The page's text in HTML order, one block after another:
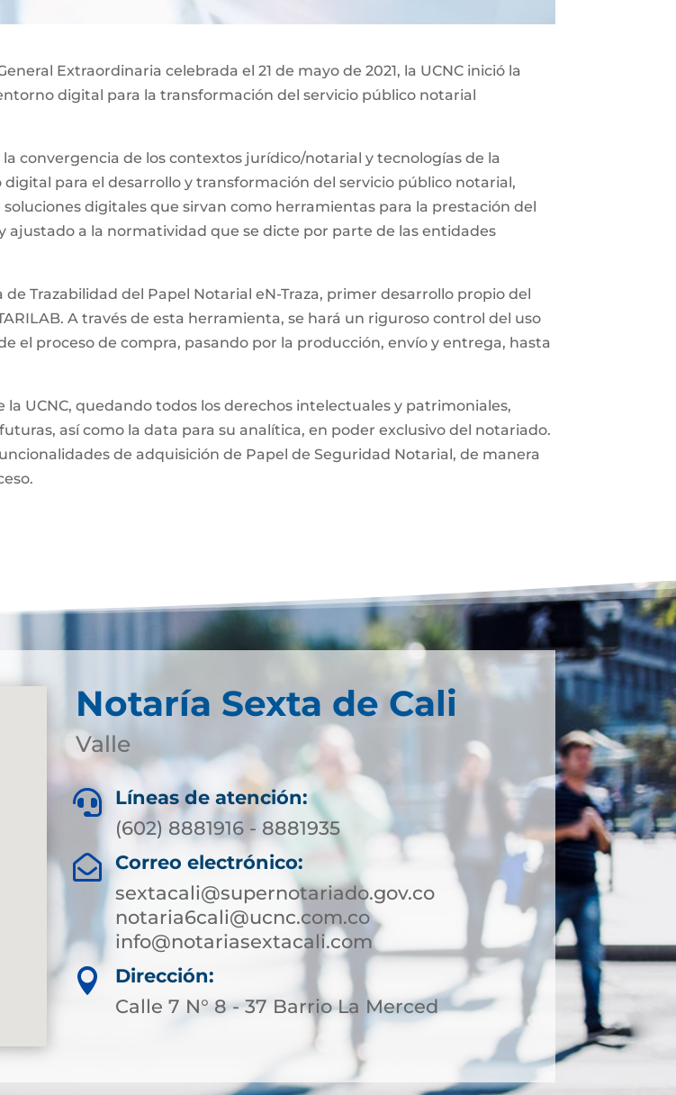
Extraordinaria celebrada el 21 de mayo de 2021, la UCNC inició la
digital para la transformación del servicio público notarial
convergencia de los contextos jurídico/notarial y tecnologías de la
para el desarrollo y transformación del servicio público notarial,
digitales que sirvan como herramientas para la prestación del
a la normatividad que se dicte por parte de las entidades
Trazabilidad del Papel Notarial eN-Traza, primer desarrollo propio del
A través de esta herramienta, se hará un riguroso control del uso
el proceso de compra, pasando por la producción, envío y entrega, hasta
UCNC, quedando todos los derechos intelectuales y patrimoniales,
así como la data para su analítica, en poder exclusivo del notariado.
de adquisición de Papel de Seguridad Notarial, de manera
Notaría Sexta de Cali
Valle

Líneas de atención:
(602) 8881916 - 8881935
 Correo electrónico:
sextacali@supernotariado.gov.co
notaria6cali@ucnc.com.co
info@notariasextacali.com

Dirección:
Calle 7 N° 8 - 37 Barrio La Merced